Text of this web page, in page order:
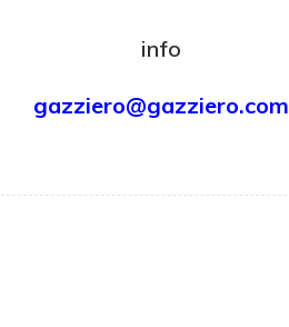
info
gazziero@gazziero.com